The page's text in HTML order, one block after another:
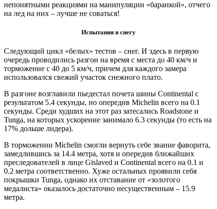
непонятными реакциями на манипуляции «баранкой», отчего
на лед на них – лучше не соваться!
Испытания в снегу
Следующий цикл «белых» тестов – снег. И здесь в первую
очередь проводились разгон на время с места до 40 км/ч и
торможение с 40 до 5 км/ч, причем для каждого замера
использовался свежий участок снежного плато.
В разгоне возглавили пьедестал почета шины Continental с
результатом 5.4 секунды, но опередив Michelin всего на 0.1
секунды. Среди худших на этот раз затесались Roadstone и
Tunga, на которых ускорение занимало 6.3 секунды (то есть на
17% дольше лидера).
В торможении Michelin смогли вернуть себе звание фаворита,
замедлившись за 14.4 метра, хотя и опередив ближайших
преследователей в лице Gislaved и Continental всего на 0.1 и
0.2 метра соответственно. Хуже остальных проявили себя
покрышки Tunga, однако их отставание от «золотого
медалиста» оказалось достаточно несущественным – 15.9
метра.